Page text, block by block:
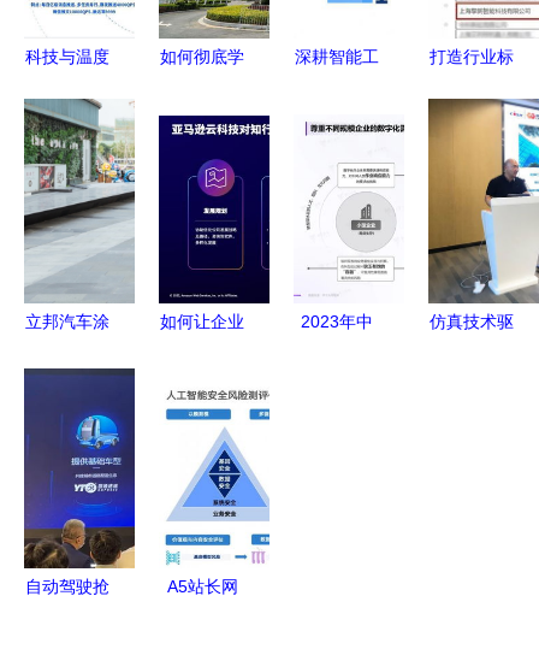
科技与温度
集团轻松保
严选荣
获“2021领
航中国杰出
保险服务
奖”
如何彻底学
场景的构建
科技推广与
应用服务的
实践路径
深耕智能工
发企业发展
新动能 科
技推广和应
用服务
打造行业标
《2023年
度上海市智
能机器人标
杆企业与应
用场景推荐
立邦汽车涂
化市场十大
应用企
业”称号，
引领科技推
广新浪潮
如何让企业
马逊云科技
助力云管理
服务商加速
成长
2023年中
仿真技术驱
自动驾驶抢
A5站长网